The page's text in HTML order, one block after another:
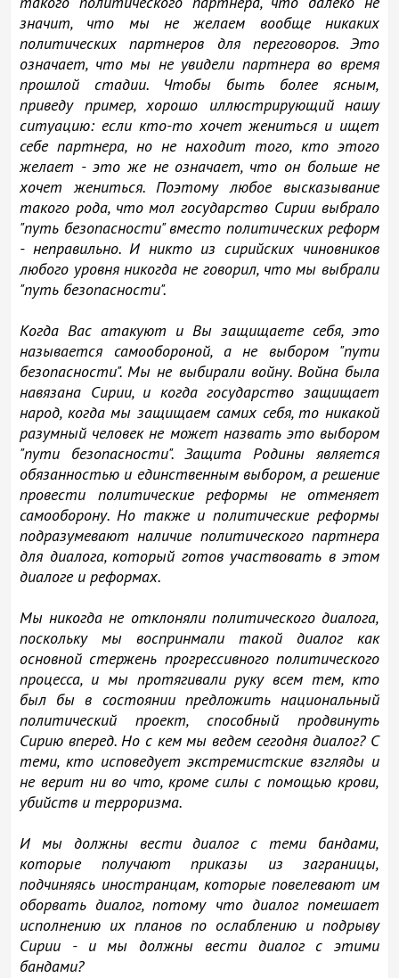
значит, что мы не желаем вообще никаких
политических партнеров для переговоров. Это
означает, что мы не увидели партнера во время
прошлой стадии. Чтобы быть более ясным,
приведу пример, хорошо иллюстрирующий нашу
ситуацию: если кто-то хочет жениться и ищет
себе партнера, но не находит того, кто этого
желает - это же не означает, что он больше не
хочет жениться. Поэтому любое высказывание
такого рода, что мол государство Сирии выбрало
"путь безопасности" вместо политических реформ
- неправильно. И никто из сирийских чиновников
любого уровня никогда не говорил, что мы выбрали
"путь безопасности".
Когда Вас атакуют и Вы защищаете себя, это
называется самообороной, а не выбором "пути
безопасности". Мы не выбирали войну. Война была
навязана Сирии, и когда государство защищает
народ, когда мы защищаем самих себя, то никакой
разумный человек не может назвать это выбором
"пути безопасности". Защита Родины является
обязанностью и единственным выбором, а решение
провести политические реформы не отменяет
самооборону. Но также и политические реформы
подразумевают наличие политического партнера
для диалога, который готов участвовать в этом
диалоге и реформах.
Мы никогда не отклоняли политического диалога,
поскольку мы воспринмали такой диалог как
основной стержень прогрессивного политического
процесса, и мы протягивали руку всем тем, кто
был бы в состоянии предложить национальный
политический проект, способный продвинуть
Сирию вперед. Но с кем мы ведем сегодня диалог? С
теми, кто исповедует экстремистские взгляды и
не верит ни во что, кроме силы с помощью крови,
убийств и терроризма.
И мы должны вести диалог с теми бандами,
которые получают приказы из заграницы,
подчиняясь иностранцам, которые повелевают им
оборвать диалог, потому что диалог помешает
исполнению их планов по ослаблению и подрыву
Сирии - и мы должны вести диалог с этими
бандами?